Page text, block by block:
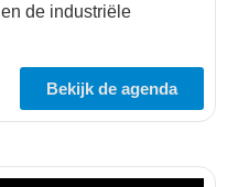
de industriële
Bekijk de agenda